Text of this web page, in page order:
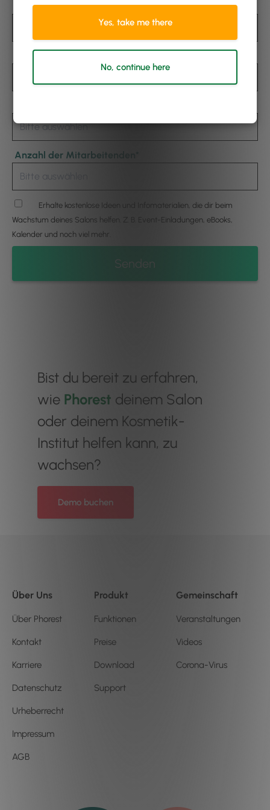
Nachname
E-Mail
Anzahl der Mitarbeitenden
Erhalte kostenlose Ideen und Infomaterialien, die dir beim
Wachstum deines Salons helfen. Z. B. Event-Einladungen, eBooks,
Kalender und noch viel mehr.
Bist du bereit zu erfahren,
wie Phorest deinem Salon
oder deinem Kosmetik-
Institut helfen kann, zu
wachsen?
Demo buchen
Über Uns
Über Phorest
Kontakt
Karriere
Datenschutz
Urheberrecht
Impressum
AGB
Produkt
Funktionen
Preise
Download
Support
Gemeinschaft
Veranstaltungen
Videos
Corona-Virus
Yes, take me there
No, continue here